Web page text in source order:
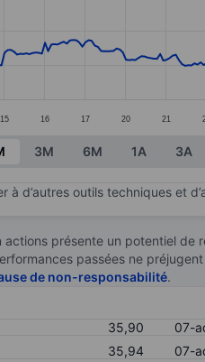
15 16 17 20 21
3M 6M 1A 3A
à d’autres outils techniques et
actions présente un potentiel
passées ne
de non-responsabilité.
35,90
07-
35,94
07-